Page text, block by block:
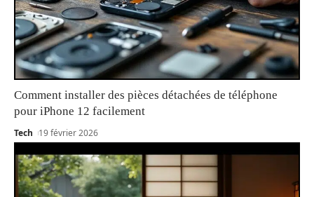
Comment installer des pièces détachées de téléphone
pour iPhone 12 facilement
Tech 19 février 2026